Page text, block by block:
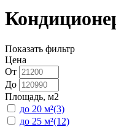
Показать фильтр
Цена
От
До
Площадь, м2
до 20 м²(3)
до 25 м²(12)